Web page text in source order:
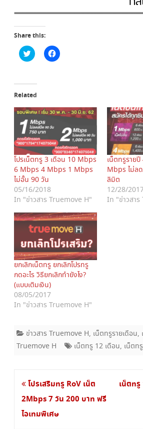
Share this:
C
l
t
o
s
a
r
e
o
n
T
w
i
t
t
e
r
(
p
n
s
i
n
n
e
w
w
i
n
d
o
w
)
C
l
a
r
F
a
c
e
b
o
O
e
n
s
i
n
n
e
w
w
i
)
Related
โปรเน็ตทรู 3 เดือน 10 Mbps
6 Mbps 4 Mbps 1 Mbps
ไม่อั้น 90 วัน
05/16/2018
In "ข่าวสาร Truemove H"
เน็ตทรูราย
Mbps ไม่ล
ลิมิต
12/28/
In "ข่าวสา
ยกเลิกเน็ตทรู ยกเลิกโปรทรู
กดอะไร วิธียกเลิกทำยังไง?
(แบบเติมเงิน)
08/05/2017
In "ข่าวสาร Truemove H"
ข่าวสาร Truemove H, เน็ตทรูรายเดือน,
Truemove H
เน็ตทรู 12 เดือน, เน็ตท
แนะแนว
เรื่อง
โปรเสริมทรู RoV เน็ต
2Mbps 7 วัน 200 บาท ฟรี
ไอเทมพิเศษ
เน็ตท